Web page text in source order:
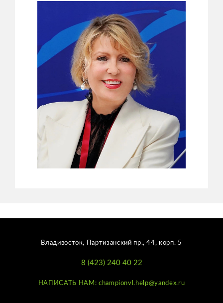
Владивосток, Партизанский пр., 44, корп. 5
8 (423) 240 40 22
НАПИСАТЬ НАМ: championvl.help@yandex.ru